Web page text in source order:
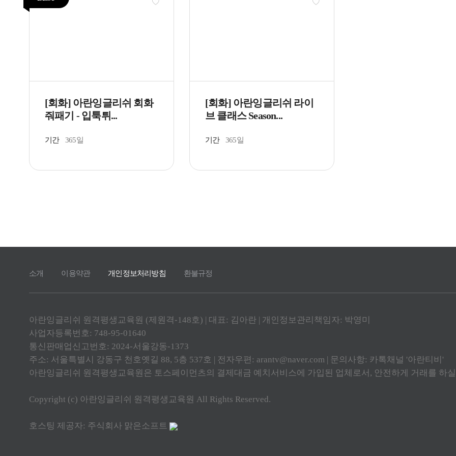
[회화] 아란잉글리쉬 회화
줘패기 - 입툭튀...
기간 365일
[회화] 아란잉글리쉬 라이
브 클래스 Season...
기간 365일
소개 이용약관 개인정보처리방침 환불규정
아란잉글리쉬 원격평생교육원 (제원격-148호) | 대표: 김아란 | 개인정보관리책임자: 박영미
사업자등록번호: 748-95-01640
통신판매업신고번호: 2024-서울강동-1373
주소: 서울특별시 강동구 천호옛길 88, 5층 537호 | 전자우편: arantv@naver.com | 문의사항: 카톡채널 '아란티비'
아란잉글리쉬 원격평생교육원은 토스페이먼츠의 결제대금 예치서비스에 가입된 업체로서, 안전하게 거래를 하
Copyright (c) 아란잉글리쉬 원격평생교육원 All Rights Reserved.
호스팅 제공자: 주식회사 맑은소프트